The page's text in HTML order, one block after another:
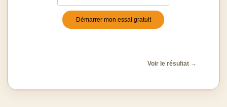
Démarrer mon essai gratuit
Voir le résultat →